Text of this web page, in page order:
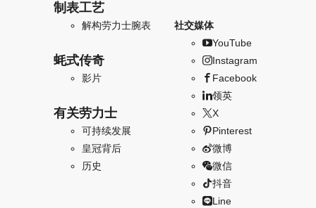
制表工艺
解构劳力士腕表
蚝式传奇
影片
有关劳力士
可持续发展
皇冠背后
历史
社交媒体
YouTube
Instagram
Facebook
领英
X
Pinterest
微博
微信
抖音
Line